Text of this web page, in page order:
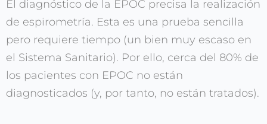
El diagnóstico de la EPOC precisa la realización
de espirometría. Esta es una prueba sencilla
pero requiere tiempo (un bien muy escaso en
el Sistema Sanitario). Por ello, cerca del 80% de
los pacientes con EPOC no están
diagnosticados (y, por tanto, no están tratados).